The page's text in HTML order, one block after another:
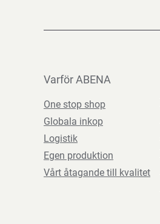
Varför ABENA
One stop shop
Globala inkop
Logistik
Egen produktion
Vårt åtagande till kvalitet